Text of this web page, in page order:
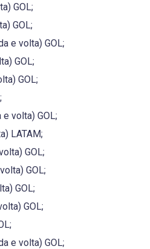
GOL;
GOL;
e volta) GOL;
GOL;
GOL;
volta) GOL;
LATAM;
GOL;
GOL;
GOL;
GOL;
e volta) GOL;